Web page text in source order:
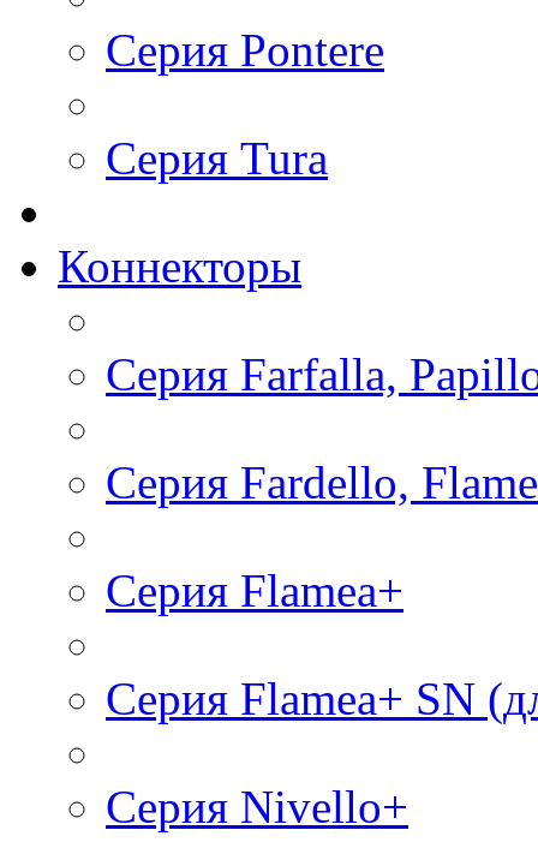
Серия Pontere
Серия Tura
Коннекторы
Серия Farfalla,
Серия Fardello,
Серия Flаmea+
Серия Flamea+ SN
Серия Nivello+